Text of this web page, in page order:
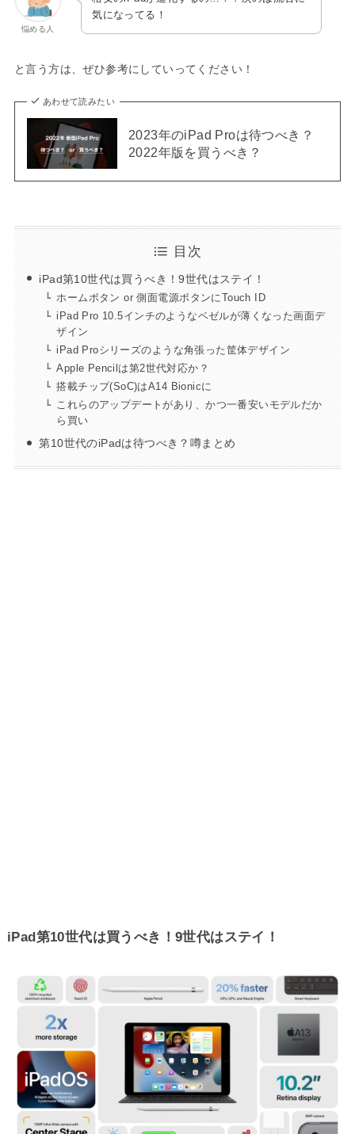
悩める人
気になってる！
と言う方は、ぜひ参考にしていってください！
あわせて読みたい
2023年のiPad Proは待つべき？
2022年版を買うべき？
目次
iPad第10世代は買うべき！9世代はステイ！
ホームボタン or 側面電源ボタンにTouch ID
iPad Pro 10.5インチのようなベゼルが薄くなった画面デ
ザイン
iPad Proシリーズのような角張った筐体デザイン
Apple Pencilは第2世代対応か？
搭載チップ(SoC)はA14 Bionicに
これらのアップデートがあり、かつ一番安いモデルだか
ら買い
第10世代のiPadは待つべき？噂まとめ
iPad第10世代は買うべき！9世代はステイ！